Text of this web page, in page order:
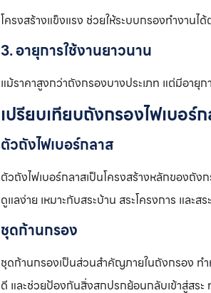
โครงสร้างแข็งแรง ช่วยให้ระบบกรองทำงาน
3. อายุการใช้งานยาวนาน
แม้ราคาสูงกว่าถังกรองบางประเภท แต่มีอายุก
เปรียบเทียบถังกรองไฟเบอร์
ตัวถังไฟเบอร์กลาส
ตัวถังไฟเบอร์กลาสเป็นโครงสร้างหลักของถัง
ดูแลง่าย เหมาะกับสระบ้าน สระโครงการ และส
ชุดก้านกรอง
ชุดก้านกรองเป็นส่วนสำคัญภายในถังกรอง ทำ
ดี และช่วยป้องกันสิ่งสกปรกย้อนกลับเข้าสู่สระ